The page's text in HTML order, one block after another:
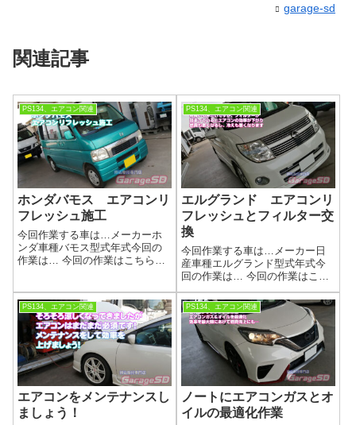
garage-sd
関連記事
PS134、エアコン関連
ホンダバモス エアコンリ
フレッシュ施工
今回作業する車は…メーカーホ
ンダ車種バモス型式年式今回の
作業は… 今回の作業はこちら…
ズ製品の詳細はこちらwako's
PAC＋SNAP-ON PS134作業画像
バモスはリ...
PS134、エアコン関連
エルグランド エアコンリ
フレッシュとフィルター交
換
今回作業する車は…メーカー日
産車種エルグランド型式年式今
回の作業は… 今回の作業はこち
ら…SNAP-ON PS134 エアコン
リフレッシュ作業参考リンクワ
コーズ製品の詳細はこちら
wako's PAC＋SNAP-ON PS134
作業画像今まで...
PS134、エアコン関連
エアコンをメンテナンスし
ましょう！
PS134、エアコン関連
ノートにエアコンガスとオ
イルの最適化作業